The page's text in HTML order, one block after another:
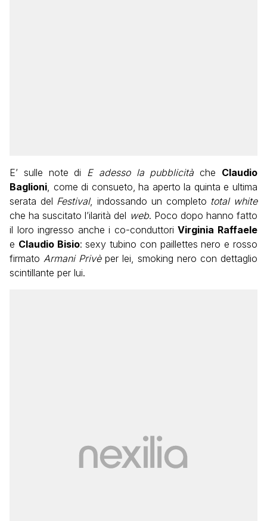
E’ sulle note di E adesso la pubblicitàche Claudio
Baglioni, come di consueto, ha aperto la quinta e ultima
serata del Festival, indossando un completo total white
che ha suscitato l’ilarità del web. Poco dopo hanno fatto
il loro ingresso anche i co-conduttoriVirginia Raffaele
e Claudio Bisio: sexy tubino con paillettes nero e rosso
firmato Armani Privèper lei, smoking nero con dettaglio
scintillante per lui.